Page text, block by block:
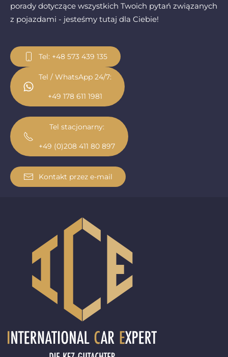
porady dotyczące wszystkich Twoich pytań związanych
z pojazdami - jesteśmy tutaj dla Ciebie!
Tel: +48 573 439 135
Tel / WhatsApp 24/7:
+49 178 611 1981
Tel stacjonarny:
+49 (0)208 411 80 897
Kontakt przez e-mail